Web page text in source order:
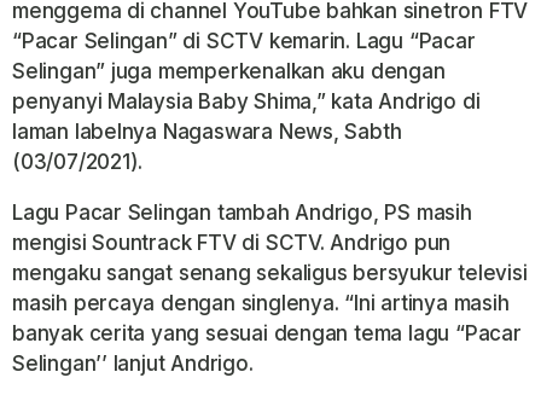
menggema di channel YouTube bahkan sinetron FTV
“Pacar Selingan” di SCTV kemarin. Lagu “Pacar
Selingan” juga memperkenalkan aku dengan
penyanyi Malaysia Baby Shima,” kata Andrigo di
laman labelnya Nagaswara News, Sabth
(03/07/2021).
Lagu Pacar Selingan tambah Andrigo, PS masih
mengisi Sountrack FTV di SCTV. Andrigo pun
mengaku sangat senang sekaligus bersyukur televisi
masih percaya dengan singlenya. “Ini artinya masih
banyak cerita yang sesuai dengan tema lagu “Pacar
Selingan’’ lanjut Andrigo.